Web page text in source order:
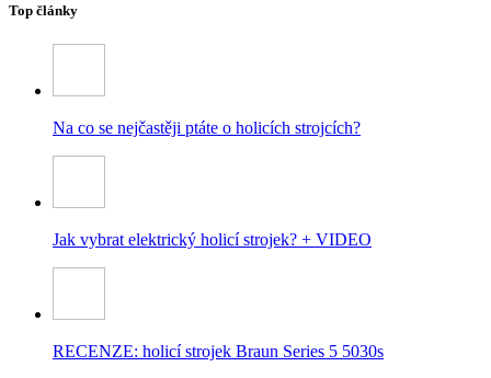
Top články
Na co se nejčastěji ptáte o holicích strojcích?
Jak vybrat elektrický holicí strojek? + VIDEO
RECENZE: holicí strojek Braun Series 5 5030s